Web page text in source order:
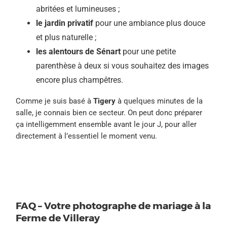
abritées et lumineuses ;
le jardin privatif pour une ambiance plus douce
et plus naturelle ;
les alentours de Sénart pour une petite
parenthèse à deux si vous souhaitez des images
encore plus champêtres.
Comme je suis basé àTigeryà quelques minutes de la
salle, je connais bien ce secteur. On peut donc préparer
ça intelligemment ensemble avant le jour J, pour aller
directement à l’essentiel le moment venu.
FAQ – Votre photographe de mariage à la
Ferme de Villeray